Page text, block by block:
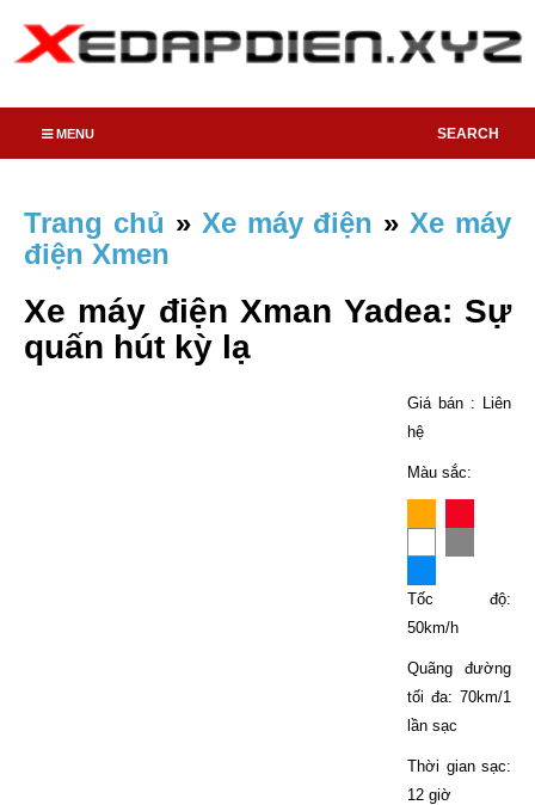
SEARCH
MENU
Trang chủ » Xe máy điện » Xe máy
điện Xmen
Xe máy điện Xman Yadea: Sự
quấn hút kỳ lạ
Giá bán : Liên
hệ
Màu sắc:
Tốc độ:
50km/h
Quãng đường
tối đa: 70km/1
lần sạc
Thời gian sạc:
12 giờ